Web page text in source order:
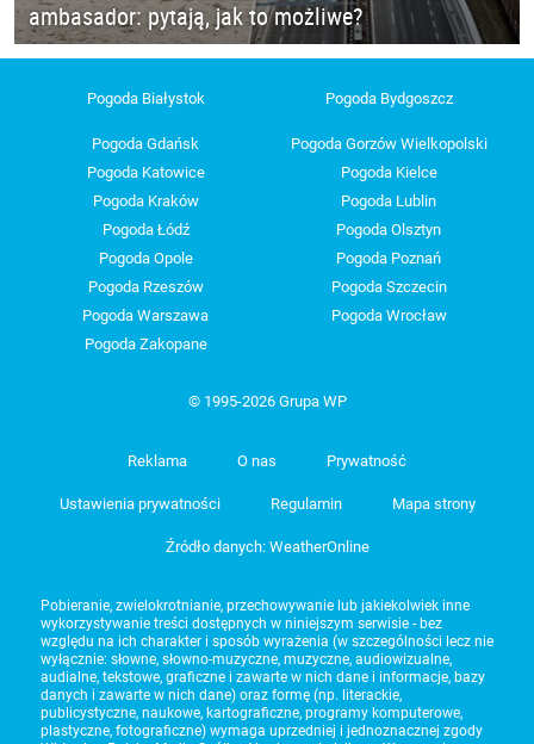
ambasador: pytają, jak to możliwe?
Pogoda Białystok Pogoda Bydgoszcz
Pogoda Gdańsk
Pogoda Gorzów Wielkopolski
Pogoda Katowice
Pogoda Kielce
Pogoda Kraków
Pogoda Lublin
Pogoda Łódź
Pogoda Olsztyn
Pogoda Opole
Pogoda Poznań
Pogoda Rzeszów
Pogoda Szczecin
Pogoda Warszawa
Pogoda Wrocław
Pogoda Zakopane
© 1995-2026 Grupa WP
Reklama O nas Prywatność
Ustawienia prywatności Regulamin Mapa strony
Źródło danych: WeatherOnline
Pobieranie, zwielokrotnianie, przechowywanie lub jakiekolwiek inne
wykorzystywanie treści dostępnych w niniejszym serwisie - bez
względu na ich charakter i sposób wyrażenia (w szczególności lecz nie
wyłącznie: słowne, słowno-muzyczne, muzyczne, audiowizualne,
audialne, tekstowe, graficzne i zawarte w nich dane i informacje, bazy
danych i zawarte w nich dane) oraz formę (np. literackie,
publicystyczne, naukowe, kartograficzne, programy komputerowe,
plastyczne, fotograficzne) wymaga uprzedniej i jednoznacznej zgody